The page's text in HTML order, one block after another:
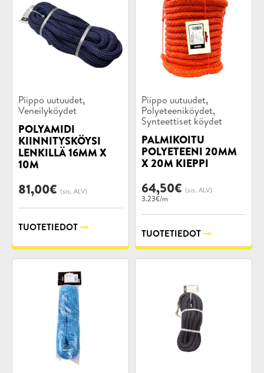
Tuotekategoriat:
Piippo uutuudet,
Veneilyköydet
POLYAMIDI
KIINNITYSKÖYSI
LENKILLÄ 16MM X
10M
81,00€ (sis. ALV)
TUOTETIEDOT
Tuotekategoriat:
Piippo uutuudet,
Polyeteeniköydet,
Synteettiset köydet
PALMIKOITU
POLYETEENI 20MM
X 20M KIEPPI
64,50€ (sis. ALV)
3.23€/m
TUOTETIEDOT